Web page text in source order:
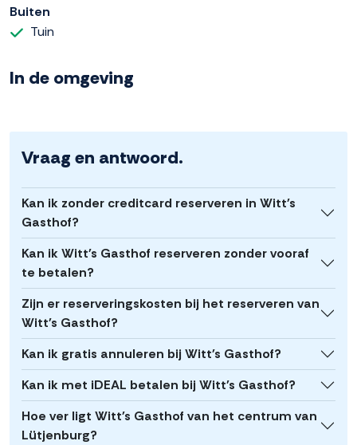
Buiten
Tuin
In de omgeving
Vraag en antwoord.
Kan ik zonder creditcard reserveren in Witt's
Gasthof?
Kan ik Witt's Gasthof reserveren zonder vooraf
te betalen?
Zijn er reserveringskosten bij het reserveren van
Witt's Gasthof?
Kan ik gratis annuleren bij Witt's Gasthof?
Kan ik met iDEAL betalen bij Witt's Gasthof?
Hoe ver ligt Witt's Gasthof van het centrum van
Lütjenburg?